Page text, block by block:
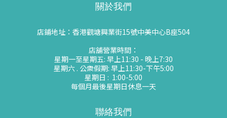
關於我們
店鋪地址：香港觀塘興業街15號中美中心B座504
店舖營業時間：
星期一至星期五: 早上11:30 - 晚上7:30
星期六 . 公衆假期: 早上11:30-下午5:00
星期日 : 1:00-5:00
每個月最後星期日休息一天
聯絡我們